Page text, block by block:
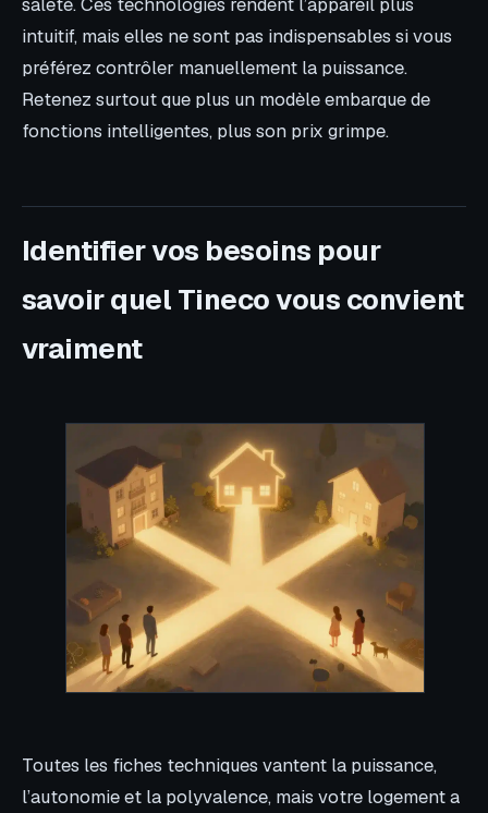
saleté. Ces technologies rendent l’appareil plus
intuitif, mais elles ne sont pas indispensables si vous
préférez contrôler manuellement la puissance.
Retenez surtout que plus un modèle embarque de
fonctions intelligentes, plus son prix grimpe.
Identifier vos besoins pour
savoir quel Tineco vous convient
vraiment
Toutes les fiches techniques vantent la puissance,
l’autonomie et la polyvalence, mais votre logement a